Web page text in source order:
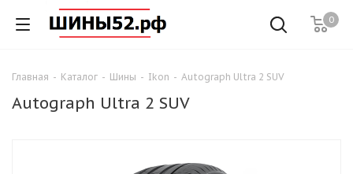
0
Главная - Каталог - Шины - Ikon - Autograph Ultra 2 SUV
Autograph Ultra 2 SUV